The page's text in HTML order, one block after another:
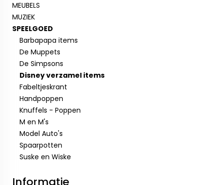
MEUBELS
MUZIEK
SPEELGOED
Barbapapa items
De Muppets
De Simpsons
Disney verzamel items
Fabeltjeskrant
Handpoppen
Knuffels - Poppen
M en M's
Model Auto's
Spaarpotten
Suske en Wiske
Informatie